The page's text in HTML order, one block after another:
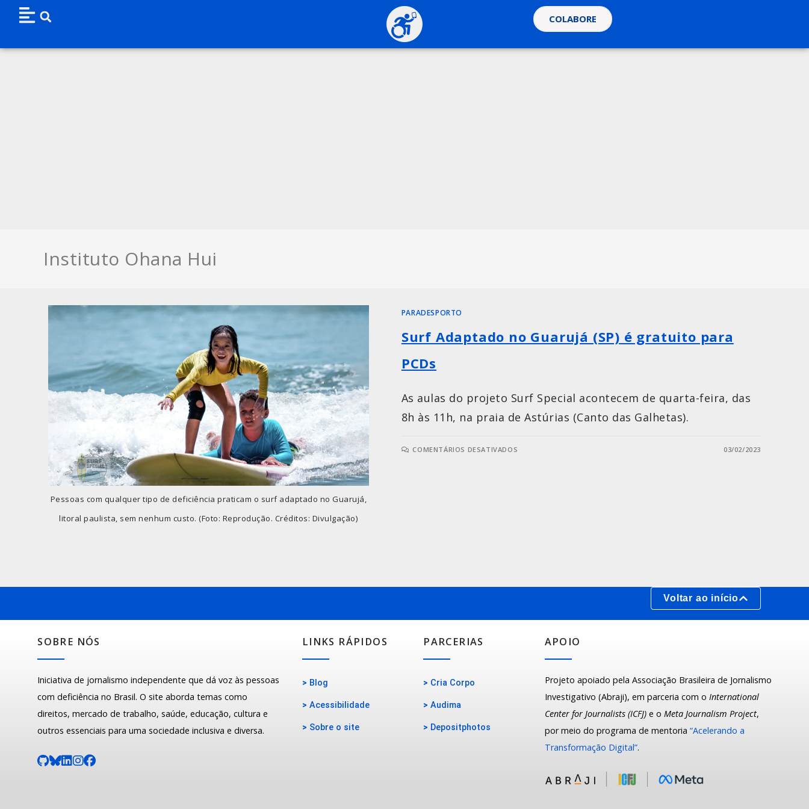
COLABORE
Instituto Ohana Hui
Pessoas com qualquer tipo de deficiência praticam o surf adaptado no Guarujá,
litoral paulista, sem nenhum custo. (Foto: Reprodução. Créditos: Divulgação)
PARADESPORTO
Surf Adaptado no Guarujá (SP) é gratuito para
PCDs
As aulas do projeto Surf Special acontecem de quarta-feira, das
8h às 11h, na praia de Astúrias (Canto das Galhetas).
COMENTÁRIOS DESATIVADOS 03/02/2023
Voltar ao início
SOBRE NÓS
Iniciativa de jornalismo independente que dá voz às pessoas
com deficiência no Brasil. O site aborda temas como
direitos, mercado de trabalho, saúde, educação, cultura e
outros essenciais para uma sociedade inclusiva e diversa.
LINKS RÁPIDOS
> Blog
> Acessibilidade
> Sobre o site
PARCERIAS
> Cria Corpo
> Audima
> Depositphotos
APOIO
Projeto apoiado pela Associação Brasileira de Jornalismo
Investigativo (Abraji), em parceria com o International
Center for Journalists (ICFJ)e o Meta Journalism Project,
por meio do programa de mentoria “Acelerando a
Transformação Digital”.